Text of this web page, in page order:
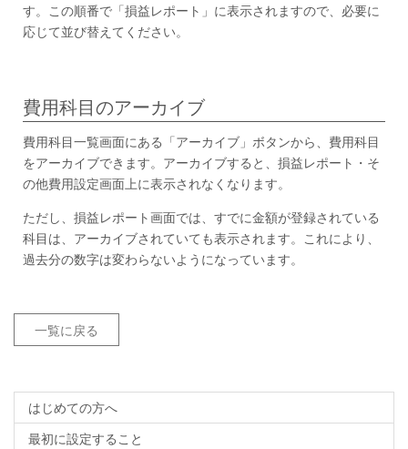
す。この順番で「損益レポート」に表示されますので、必要に
応じて並び替えてください。
費用科目のアーカイブ
費用科目一覧画面にある「アーカイブ」ボタンから、費用科目
をアーカイブできます。アーカイブすると、損益レポート・そ
の他費用設定画面上に表示されなくなります。
ただし、損益レポート画面では、すでに金額が登録されている
科目は、アーカイブされていても表示されます。これにより、
過去分の数字は変わらないようになっています。
一覧に戻る
はじめての方へ
最初に設定すること